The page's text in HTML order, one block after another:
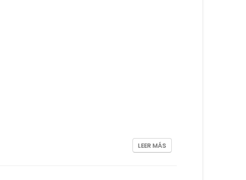
LEER MÁS